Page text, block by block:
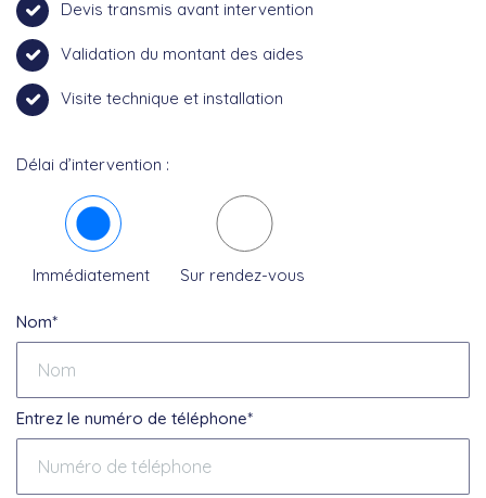
Devis transmis avant intervention
Validation du montant des aides
Visite technique et installation
Délai d’intervention :
Immédiatement Sur rendez-vous
Nom*
Entrez le numéro de téléphone*